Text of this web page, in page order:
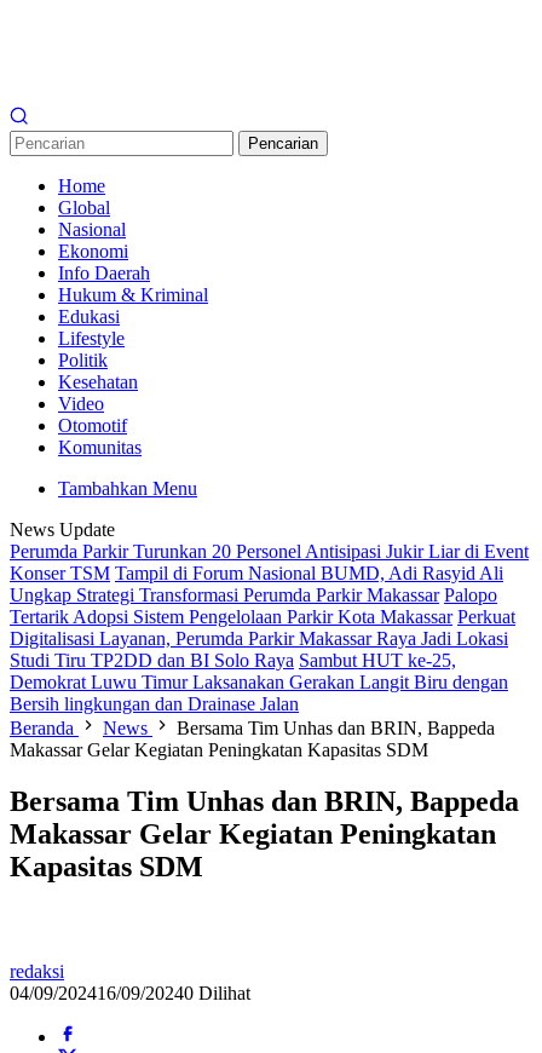
Pencarian
Home
Global
Nasional
Ekonomi
Info Daerah
Hukum & Kriminal
Edukasi
Lifestyle
Politik
Kesehatan
Video
Otomotif
Komunitas
Tambahkan Menu
News Update
Perumda Parkir Turunkan 20 Personel Antisipasi Jukir Liar di Event
Konser TSM Tampil di Forum Nasional BUMD, Adi Rasyid Ali
Ungkap Strategi Transformasi Perumda Parkir Makassar Palopo
Tertarik Adopsi Sistem Pengelolaan Parkir Kota Makassar Perkuat
Digitalisasi Layanan, Perumda Parkir Makassar Raya Jadi Lokasi
Studi Tiru TP2DD dan BI Solo Raya Sambut HUT ke-25,
Demokrat Luwu Timur Laksanakan Gerakan Langit Biru dengan
Bersih lingkungan dan Drainase Jalan
Beranda
News
Bersama Tim Unhas dan BRIN, Bappeda
Makassar Gelar Kegiatan Peningkatan Kapasitas SDM
Bersama Tim Unhas dan BRIN, Bappeda
Makassar Gelar Kegiatan Peningkatan
Kapasitas SDM
redaksi
04/09/202416/09/20240 Dilihat